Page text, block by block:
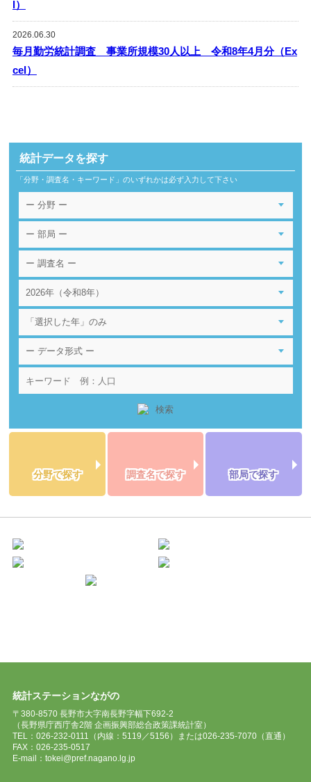
l）
2026.06.30
毎月勤労統計調査 事業所規模30人以上 令和8年4月分（Ex
cel）
統計データを探す
「分野・調査名・キーワード」のいずれかは必ず入力して下さい
分野で探す 調査名で探す 部局で探す
統計ステーションながの
〒380-8570 長野市大字南長野字幅下692-2
（長野県庁西庁舎2階 企画振興部総合政策課統計室）
TEL：026-232-0111（内線：5119／5156）または026-235-7070（直通）
FAX：026-235-0517
E-mail：tokei@pref.nagano.lg.jp